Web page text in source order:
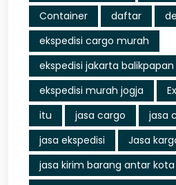
Container
daftar
ekspedisi cargo murah
ekspedisi jakarta balikpapan
ekspedisi murah jogja
itu
jasa cargo
jasa
jasa ekspedisi
Jasa
jasa kirim barang antar kota